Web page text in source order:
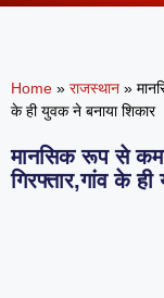
Home » राजस्थान »
के ही युवक ने बनाया शिकार
मानसिक रूप से
गिरफ्तार,गांव के